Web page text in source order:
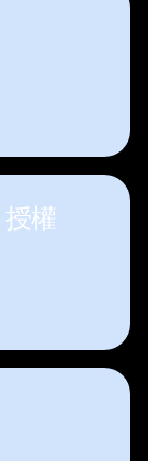
權